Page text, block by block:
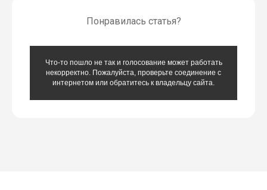
Понравилась статья?
Что-то пошло не так и голосование может работать
некорректно. Пожалуйста, проверьте соединение с
интернетом или обратитесь к владельцу сайта.